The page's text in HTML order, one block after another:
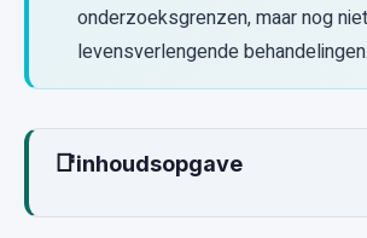
onderzoeksgrenzen, maar nog
levensverlengende behandelingen.
📑inhoudsopgave